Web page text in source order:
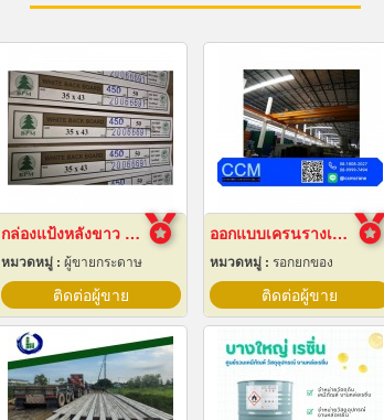
กล่องแป้งหลังขาว บางเลนเกรดA(BL-Aหลังขาว)
หมวดหมู่ : ผู้ขายกระดาษ
ติดต่อผู้ขาย
ออกแบบเครนรางเลื่อนไฟฟ้า
หมวดหมู่ : รอกยกของ
ติดต่อผู้ขาย